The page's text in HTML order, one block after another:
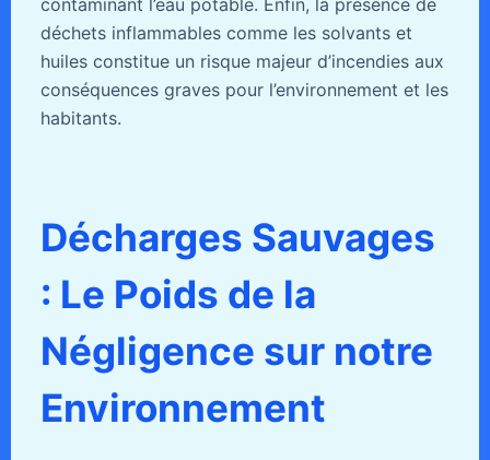
déchets inflammables comme les solvants et
huiles constitue un risque majeur d’incendies aux
conséquences graves pour l’environnement et les
habitants.
Décharges Sauvages
: Le Poids de la
Négligence sur notre
Environnement